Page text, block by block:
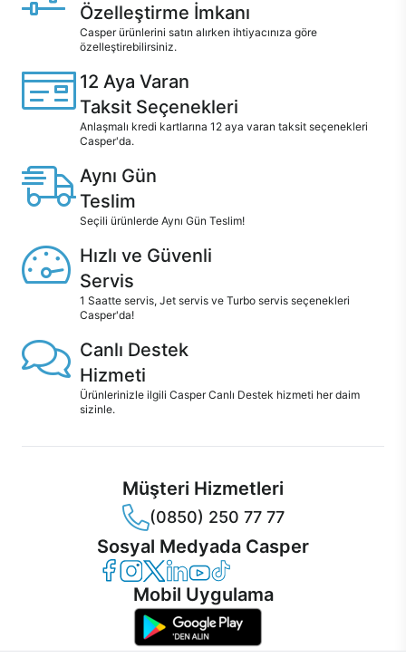
Özelleştirme İmkanı
Casper ürünlerini satın alırken ihtiyacınıza göre
özelleştirebilirsiniz.
12 Aya Varan
Taksit Seçenekleri
Anlaşmalı kredi kartlarına 12 aya varan taksit seçenekleri
Casper'da.
Aynı Gün
Teslim
Seçili ürünlerde Aynı Gün Teslim!
Hızlı ve Güvenli
Servis
1 Saatte servis, Jet servis ve Turbo servis seçenekleri
Casper'da!
Canlı Destek
Hizmeti
Ürünlerinizle ilgili Casper Canlı Destek hizmeti her daim
sizinle.
Müşteri Hizmetleri
(0850) 250 77 77
Sosyal Medyada Casper
Casper Facebook
Casper Instagram
Casper Twitter
Casper LinkedIn
Casper YouTube
Casper TikTok
Mobil Uygulama